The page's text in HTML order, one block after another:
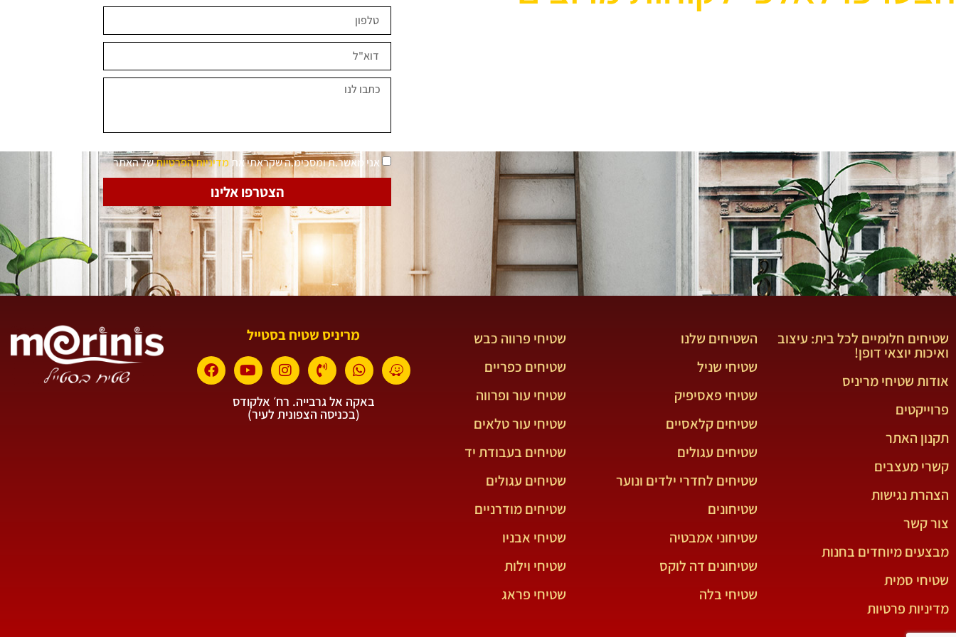
אני מאשר.ת ומסכימ.ה שקראתי את מדיניות הפרטיותשל האתר
הצטרפו אלינו
שטיחים חלומיים לכל בית: עיצוב
ואיכות יוצאי דופן!
אודות שטיחי מריניס
פרוייקטים
תקנון האתר
קשרי מעצבים
הצהרת נגישות
צור קשר
מבצעים מיוחדים בחנות
שטיחי סמית
מדיניות פרטיות
השטיחים שלנו
שטיחי שניל
שטיחי פאסיפיק
שטיחים קלאסיים
שטיחים עגולים
שטיחים לחדרי ילדים ונוער
שטיחונים
שטיחוני אמבטיה
שטיחונים דה לוקס
שטיחי בלה
שטיחי פרווה כבש
שטיחים כפריים
שטיחי עור ופרווה
שטיחי עור טלאים
שטיחים בעבודת יד
שטיחים עגולים
שטיחים מודרניים
שטיחי אבניו
שטיחי וילות
שטיחי פראג
מריניס שטיח בסטייל
באקה אל גרבייה. רח׳ אלקודס
(בכניסה הצפונית לעיר)